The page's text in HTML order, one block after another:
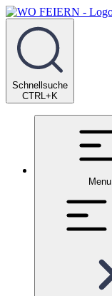
Schnellsuche
CTRL+K
Menu